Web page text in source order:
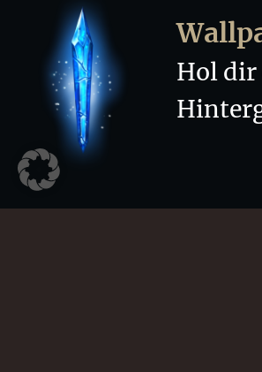
düstere Jugendfantasy-
Hol dir